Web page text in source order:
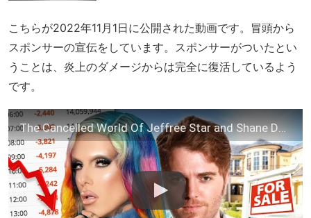
こちらが2022年11月1日に公開された動画です。冒頭から
スポンサーの宣伝をしています。スポンサーがついたとい
うことは、炎上のダメージからは完全に復活しているよう
です。
The Cancelled World Of Jeffree Star and Shane Dawson